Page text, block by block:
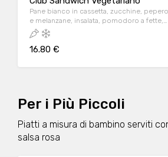
Pane bianco in cassetta, zucchine,
e melanzane, insalata, pomodoro a fette,
mozzarella, origano, maionese servito con
salsa rosa. Co contorno di patate fritte
16.80 €
Per i Più Piccoli
Piatti a misura di bambino serviti
salsa rosa